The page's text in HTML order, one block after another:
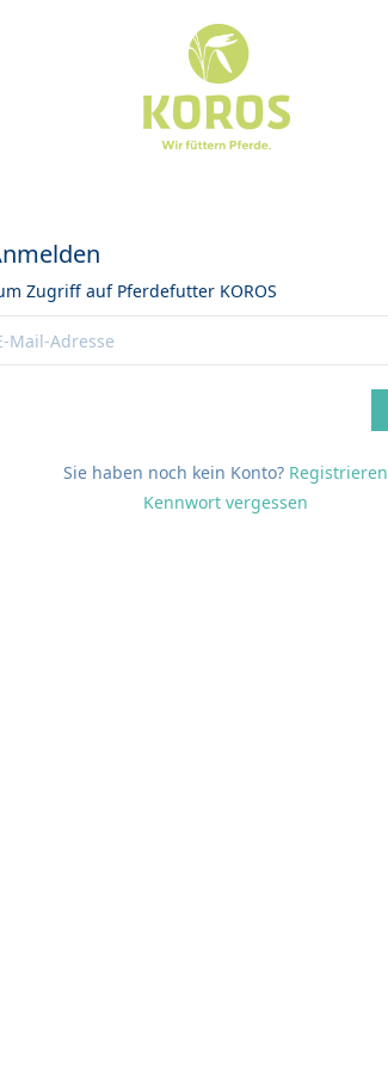
Sie haben noch kein Konto? Registrieren
Kennwort vergessen